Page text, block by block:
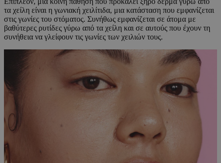
τα χείλη είναι η γωνιακή χειλίτιδα, μια κατάσταση που εμφανίζεται
στις γωνίες του στόματος. Συνήθως εμφανίζεται σε άτομα με
βαθύτερες ρυτίδες γύρω από τα χείλη και σε αυτούς που έχουν τη
συνήθεια να γλείφουν τις γωνίες των χειλιών τους.